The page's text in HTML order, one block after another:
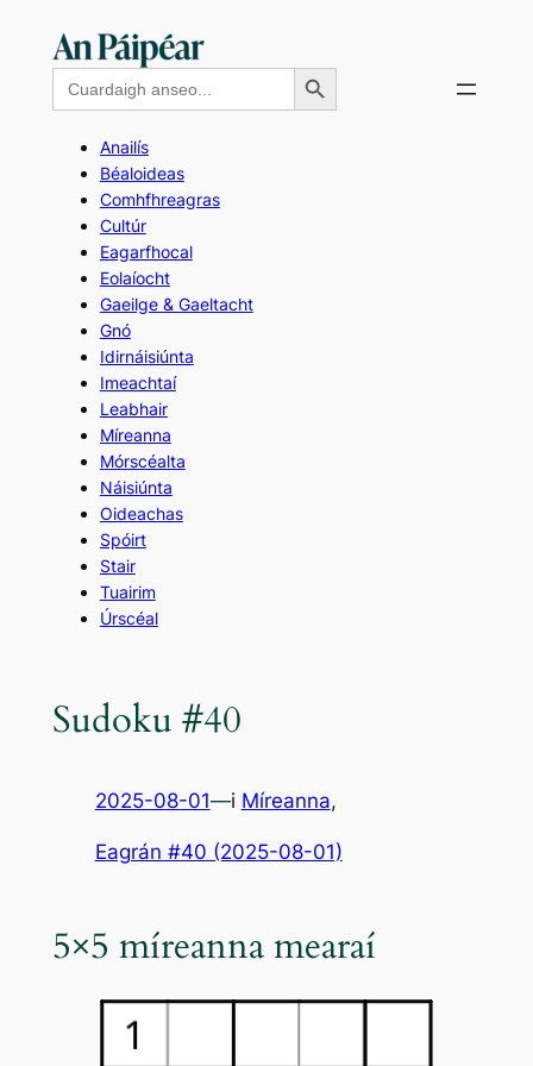
contentSearch
for:
Search Button
Anailís
Béaloideas
Comhfhreagras
Cultúr
Eagarfhocal
Eolaíocht
Gaeilge & Gaeltacht
Gnó
Idirnáisiúnta
Imeachtaí
Leabhair
Míreanna
Mórscéalta
Náisiúnta
Oideachas
Spóirt
Stair
Tuairim
Úrscéal
Sudoku #40
2025-08-01—i Míreanna,
Eagrán #40 (2025-08-01)
5×5 míreanna mearaí